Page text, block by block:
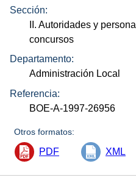
Sección:
II. Autoridades y personal
concursos
Departamento:
Administración Local
Referencia:
BOE-A-1997-26956
Otros formatos:
PDF XML